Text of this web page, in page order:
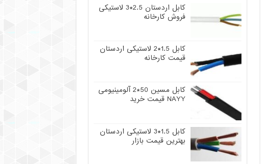
کابل اردستان 2.5*3 لاستیکی
فروش کارخانه
کابل 1.5*2 لاستیکی اردستان
قیمت کارخانه
کابل مسین 50*2 آلومینیومی
NAYY قیمت خرید
کابل 1.5*3 لاستیکی اردستان
بهترین قیمت بازار